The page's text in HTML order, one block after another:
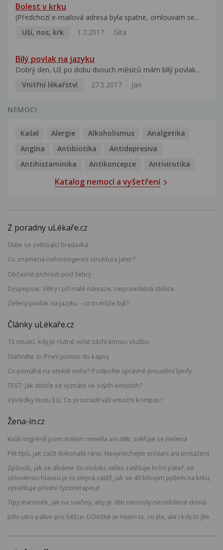
Bolest v krku
(Předchozí e-mailová adresa byla spatne, omlouvam se...
Uši, nos, krk
1.7.2017 Gita
Bílý povlak na jazyku
Dobrý den, Už po dobu dvouch měsíců mám bílý povlak...
Vnitřní lékařství
27.5.2017 Jan
NEMOCI
Kašel Alergie Alkoholismus
Analgetika
Angína
Antibiotika
Antidepresiva
Antihistaminika
Antikoncepce Antivirotika
Katalog nemocí a vyšetření
Z poradny uLékaře.cz
Stále se zvětšující bradavka
Co znamená nehomogenní struktura jater?
Občasné píchnutí pod žebry
Dyspepsie: Větry i při malé námaze, nepravidelná stolice
Zelený povlak na jazyku - co to může být?
Články uLékaře.cz
13 situací, kdy je nutné volat záchrannou službu
Stáhněte si: První pomoc do kapsy
Co pomáhá na oteklé nohy? Podpořte správné proudění lymfy
TEST: Jak dobře se vyznáte ve svých emocích?
Výsledky testu EQ: Co prozradil váš emoční kompas?
Žena-in.cz
Kvůli migréně jsem málem neměla ani děti, svěřuje se Helena
Pět tipů, jak začít dokonalé ráno. Nevynechejte snídani ani protažení
Způsob, jak se díváme do mobilu, velmi zatěžuje krční páteř, se
skloněnou hlavou je to stejná zátěž, jak se 40 kilovým pytlem na krku,
vysvětluje přední fyzioterapeut
Tipy maminek, jak na svačiny, aby je děti nenosily nesnědené domů
Jídlo jako palivo pro běžce: Důležité je nejen to, co jíte, ale i kdy to jíte